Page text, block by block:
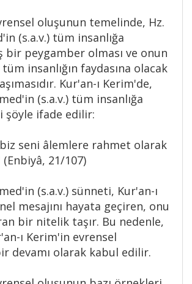
oluşunun temelinde, Hz.
(s.a.v.) tüm insanlığa
bir peygamber olması ve onun
insanlığın faydasına olacak
Kur'an-ı Kerim'de,
(s.a.v.) tüm insanlığa
şöyle ifade edilir:
seni âlemlere rahmet olarak
21/107)
(s.a.v.) sünneti, Kur'an-ı
mesajını hayata geçiren, onu
bir nitelik taşır. Bu nedenle,
ı Kerim'in evrensel
devamı olarak kabul edilir.